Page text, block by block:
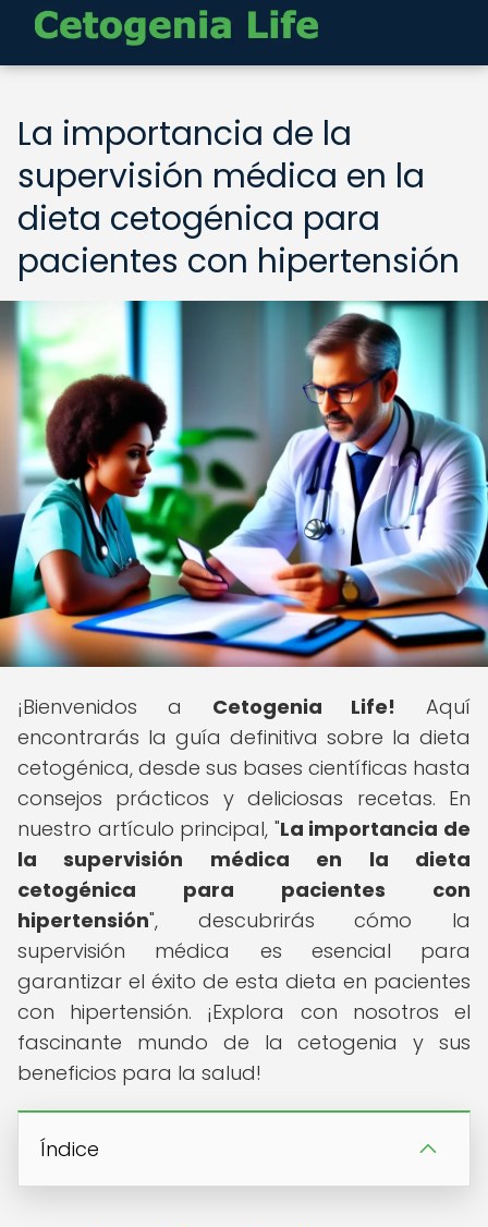
La importancia de la
supervisión médica en la
dieta cetogénica para
pacientes con hipertensión
¡Bienvenidos a Cetogenia Life! Aquí
encontrarás la guía definitiva sobre la dieta
cetogénica, desde sus bases científicas hasta
consejos prácticos y deliciosas recetas. En
nuestro artículo principal, "La importancia de
la supervisión médica en la dieta
cetogénica para pacientes con
hipertensión", descubrirás cómo la
supervisión médica es esencial para
garantizar el éxito de esta dieta en pacientes
con hipertensión. ¡Explora con nosotros el
fascinante mundo de la cetogenia y sus
beneficios para la salud!
Índice